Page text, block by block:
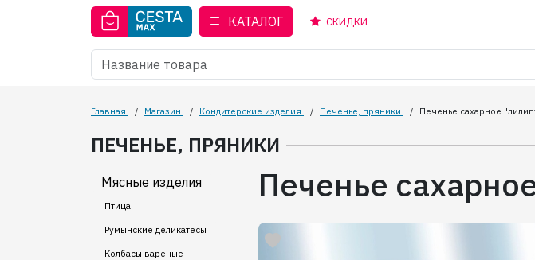
КАТАЛОГ СКИДКИ
Главная / Магазин / Кондитерские изделия / Печенье, пряники / Печенье сахарное
ПЕЧЕНЬЕ, ПРЯНИКИ
Мясные изделия
Птица
Румынские деликатесы
Колбасы вареные
Печенье